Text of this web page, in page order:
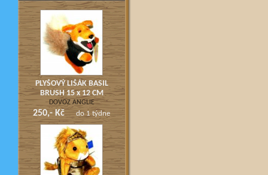
PLYŠOVÝ LIŠÁK BASIL
BRUSH 15 x 12 CM
DOVOZ ANGLIE
250,- Kč do 1 týdne